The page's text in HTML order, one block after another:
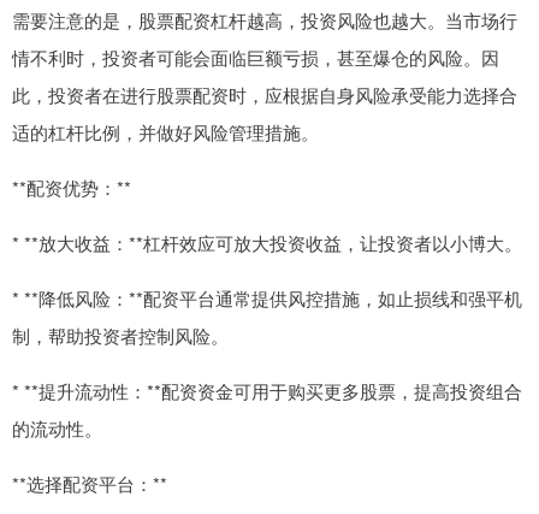
需要注意的是，股票配资杠杆越高，投资风险也越大。当市场行
情不利时，投资者可能会面临巨额亏损，甚至爆仓的风险。因
此，投资者在进行股票配资时，应根据自身风险承受能力选择合
适的杠杆比例，并做好风险管理措施。
**配资优势：**
* **放大收益：**杠杆效应可放大投资收益，让投资者以小博大。
* **降低风险：**配资平台通常提供风控措施，如止损线和强平机
制，帮助投资者控制风险。
* **提升流动性：**配资资金可用于购买更多股票，提高投资组合
的流动性。
**选择配资平台：**